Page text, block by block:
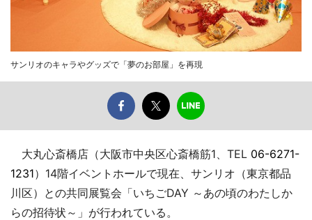
サンリオのキャラやグッズで「夢のお部屋」を再現
大丸心斎橋店（大阪市中央区心斎橋筋1、TEL 06-6271-
1231）14階イベントホールで現在、サンリオ（東京都品
川区）との共同展覧会「いちごDAY ～あの頃のわたしか
らの招待状～」が行われている。